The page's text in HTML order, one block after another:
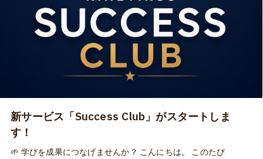
いかも、と思っていた方も、ディープ・フロント・ラインに以
前から関心があったという方も、とにかく見逃せないクラスに
なること間違いありません。 💡とんでもなくお得な早期申込割
引が適用される期間内にちょっと急いでお申し込みください。
新サービス「Success Club」がスタートしま
す！
🌱 学びを成果につなげませんか？ こんにちは。 このたび